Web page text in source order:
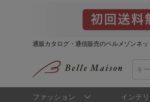
通販カタログ・通信販売のベルメゾンネッ
ファッション インテ